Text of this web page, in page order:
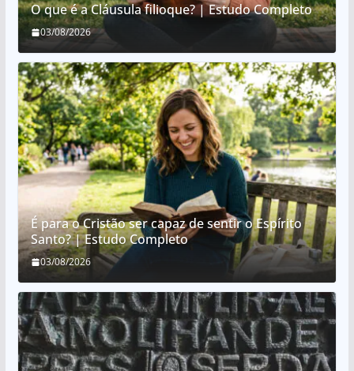
O que é a Cláusula filioque? | Estudo Completo
03/08/2026
É para o Cristão ser capaz de sentir o Espírito
Santo? | Estudo Completo
03/08/2026